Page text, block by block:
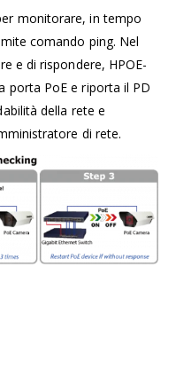
monitorare, in tempo
comando ping. Nel
e di rispondere, HPOE-
porta PoE e riporta il PD
della rete e
di rete.